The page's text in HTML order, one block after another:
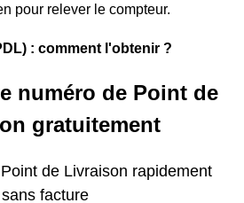
pour relever le compteur.
: comment l'obtenir ?